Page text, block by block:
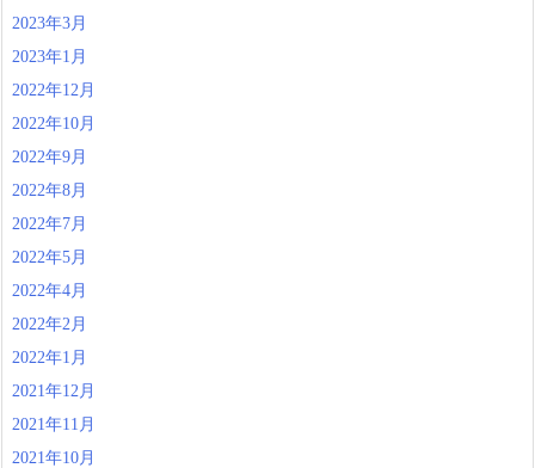
2023年3月
2023年1月
2022年12月
2022年10月
2022年9月
2022年8月
2022年7月
2022年5月
2022年4月
2022年2月
2022年1月
2021年12月
2021年11月
2021年10月